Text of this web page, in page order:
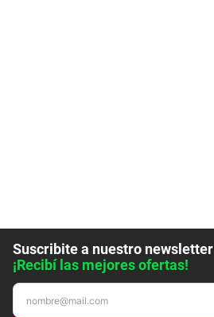
Suscribite a nuestro newsletter
¡Recibí las mejores ofertas!